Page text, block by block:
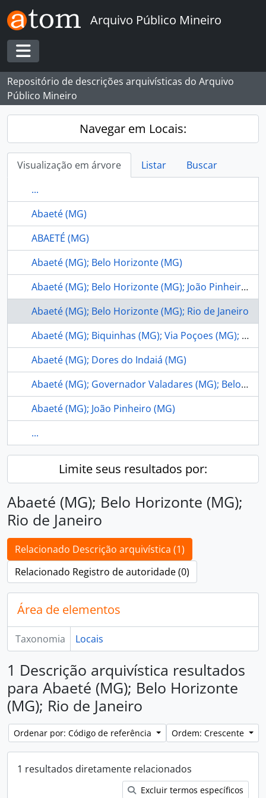
Skip to main content
Arquivo Público Mineiro
Toggle navigation
Repositório de descrições arquivísticas do Arquivo
Público Mineiro
Navegar em Locais:
Visualização em árvore Listar
Buscar
...
Abaeté (MG)
ABAETÉ (MG)
Abaeté (MG); Belo Horizonte (MG)
Abaeté (MG); Belo Horizonte (MG); João Pinheiro (MG); Governador Valadares (MG)
Abaeté (MG); Belo Horizonte (MG); Rio de Janeiro
Abaeté (MG); Biquinhas (MG); Via Poçoes (MG); Boa Esperança (MG)
Abaeté (MG); Dores do Indaiá (MG)
Abaeté (MG); Governador Valadares (MG); Belo Horizonte (MG)
Abaeté (MG); João Pinheiro (MG)
...
Limite seus resultados por:
Abaeté (MG); Belo Horizonte (MG);
Rio de Janeiro
Relacionado Descrição arquivística (1)
Relacionado Registro de autoridade (0)
Área de elementos
Taxonomia Locais
1 Descrição arquivística resultados
para Abaeté (MG); Belo Horizonte
(MG); Rio de Janeiro
Ordenar por: Código de referência Ordem: Crescente
1 resultados diretamente relacionados
Excluir termos específicos